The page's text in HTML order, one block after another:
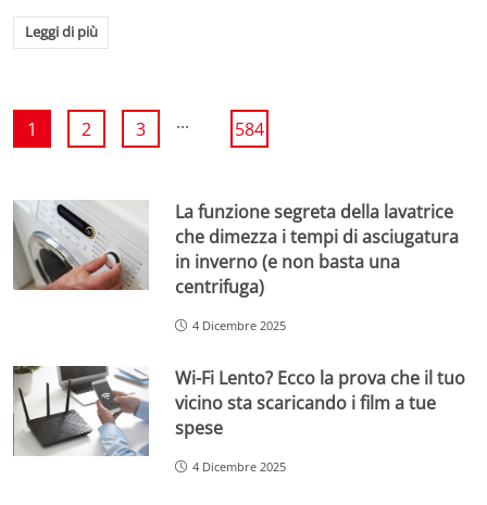
Leggi di più
1 2 3 ... 584
La funzione segreta della lavatrice
che dimezza i tempi di asciugatura
in inverno (e non basta una
centrifuga)
4 Dicembre 2025
Wi-Fi Lento? Ecco la prova che il tuo
vicino sta scaricando i film a tue
spese
4 Dicembre 2025